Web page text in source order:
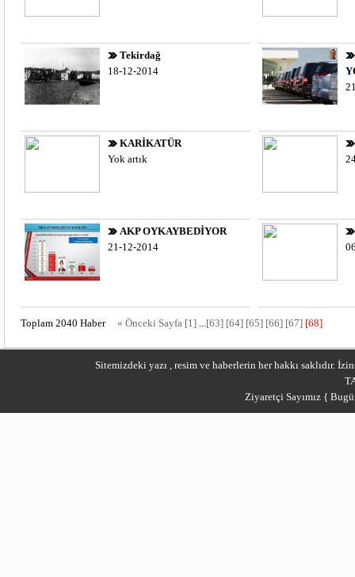
Tekirdağ
18-12-2014
KARİKATÜR
Yok artık
AKP OYKAYBEDİYOR
21-12-2014
Toplam 2040 Haber « Önceki Sayfa [1] ...[63] [64] [65] [66] [67] [68]
Sitemizdeki yazı , resim ve haberlerin her hakkı saklıdır.
Ziyaretçi Sayımız {